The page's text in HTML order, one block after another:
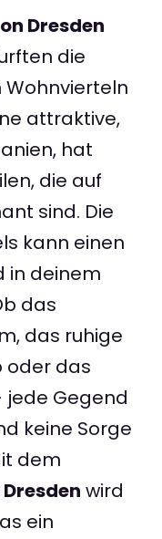
Dresden
die
attraktive,
hat
die auf
sind. Die
kann einen
in deinem
das
das ruhige
oder das
Gegend
keine Sorge
dem
wird
ein